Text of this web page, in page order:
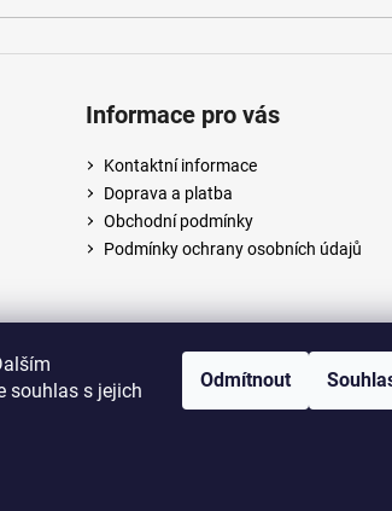
souhlas s jejich
Odmítnout
Informace pro vás
Kontaktní informace
Doprava a platba
Obchodní podmínky
Podmínky ochrany osobních údajů